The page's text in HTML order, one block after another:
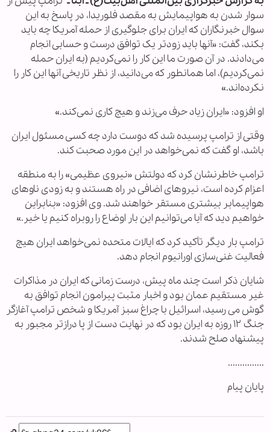
سوار شدن به هواپیمایش به مقصد فلوریدا، در پاسخ به این
سوال خبرنگاران که ایران برای جلوگیری از حمله آمریکا چه باید
بکند، گفت: «آنها باید زودتر یک توافق درست و حسابی انجام
می‌دادند. در آن صورت ما این کار را نمی‌کردیم (به ایران حمله
نمی‌کردیم)، اما همانطور که می‌دانید، از نظر تاریخی آنها این کار را
نکرده‌اند.»
او افزود: «ایران زیاد حرف می‌زند و هیچ کاری نمی‌کند.»
وقتی از ترامپ پرسیده شد که دوست دارد چه کسی مسئول ایران
باشد، او گفت که نمی‌خواهد در این مورد صحبت کند.
ترامپ خاطرنشان کرد که دولتش «نیروی عظیمی» را به منطقه
اعزام کرده است، نیروهای اضافی در راه هستند و به زودی ناوهای
هواپیمابر بیشتری مستقر خواهند شد. وی افزود: «بنابراین
خواهیم دید که آیا می‌توانیم این بار اوضاع را روبراه کنیم یا خیر.»
ترامپ بار دیگر تأکید کرد که ایالات متحده نمی‌خواهد ایران هیچ
فعالیت غنی‌سازی اورانیوم انجام دهد.
شایان ذکر است چند ماه پیش، درست زمانی که ایران در مذاکرات
غیر مستقیم عمان بود و اخبار مثبت پیرامون انجام توافق به
گوش می رسید، اسرائیل با چراغ سبز آمریکا و شخص ترامپ آغازگر
جنگ ۱۲ روزه به ایران بود که در نهایت دست از پا درازتر مجبور به
پیشنهاد صلح شدند.
...............
پایان پیام